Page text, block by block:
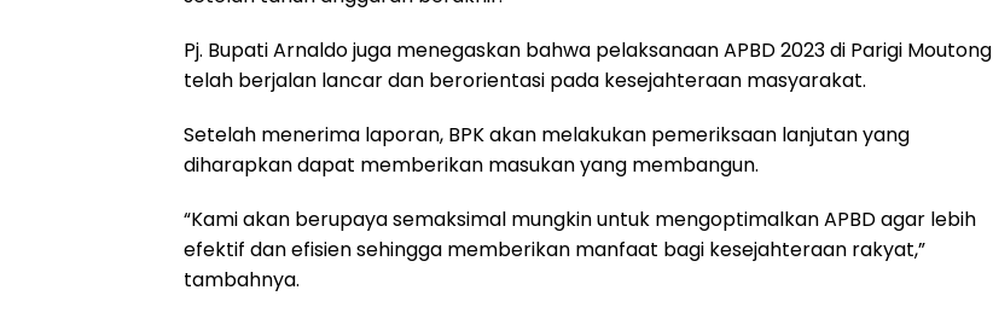
Pj. Bupati Arnaldo juga menegaskan bahwa pelaksanaan APBD 2023 di Parigi Moutong
telah berjalan lancar dan berorientasi pada kesejahteraan masyarakat.
Setelah menerima laporan, BPK akan melakukan pemeriksaan lanjutan yang
diharapkan dapat memberikan masukan yang membangun.
“Kami akan berupaya semaksimal mungkin untuk mengoptimalkan APBD agar lebih
efektif dan efisien sehingga memberikan manfaat bagi kesejahteraan rakyat,”
tambahnya.